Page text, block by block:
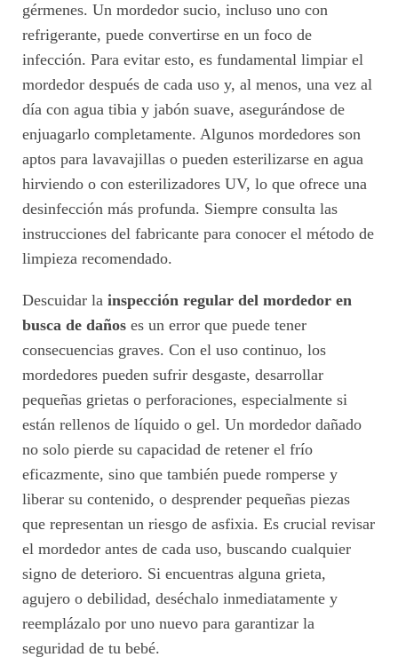
gérmenes. Un mordedor sucio, incluso uno con
refrigerante, puede convertirse en un foco de
infección. Para evitar esto, es fundamental limpiar el
mordedor después de cada uso y, al menos, una vez al
día con agua tibia y jabón suave, asegurándose de
enjuagarlo completamente. Algunos mordedores son
aptos para lavavajillas o pueden esterilizarse en agua
hirviendo o con esterilizadores UV, lo que ofrece una
desinfección más profunda. Siempre consulta las
instrucciones del fabricante para conocer el método de
limpieza recomendado.
Descuidar la inspección regular del mordedor en
busca de daños es un error que puede tener
consecuencias graves. Con el uso continuo, los
mordedores pueden sufrir desgaste, desarrollar
pequeñas grietas o perforaciones, especialmente si
están rellenos de líquido o gel. Un mordedor dañado
no solo pierde su capacidad de retener el frío
eficazmente, sino que también puede romperse y
liberar su contenido, o desprender pequeñas piezas
que representan un riesgo de asfixia. Es crucial revisar
el mordedor antes de cada uso, buscando cualquier
signo de deterioro. Si encuentras alguna grieta,
agujero o debilidad, deséchalo inmediatamente y
reemplázalo por uno nuevo para garantizar la
seguridad de tu bebé.